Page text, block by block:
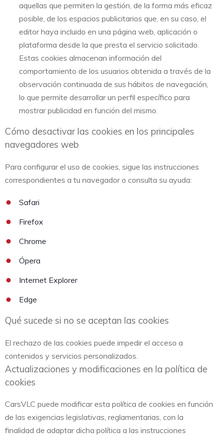
aquellas que permiten la gestión, de la forma más eficaz
posible, de los espacios publicitarios que, en su caso, el
editor haya incluido en una página web, aplicación o
plataforma desde la que presta el servicio solicitado.
Estas cookies almacenan información del
comportamiento de los usuarios obtenida a través de la
observación continuada de sus hábitos de navegación,
lo que permite desarrollar un perfil específico para
mostrar publicidad en función del mismo.
Cómo desactivar las cookies en los principales
navegadores web
Para configurar el uso de cookies, sigue las instrucciones
correspondientes a tu navegador o consulta su ayuda:
Safari
Firefox
Chrome
Ópera
Internet Explorer
Edge
Qué sucede si no se aceptan las cookies
El rechazo de las cookies puede impedir el acceso a
contenidos y servicios personalizados.
Actualizaciones y modificaciones en la política de
cookies
CarsVLC puede modificar esta política de cookies en función
de las exigencias legislativas, reglamentarias, con la
finalidad de adaptar dicha política a las instrucciones